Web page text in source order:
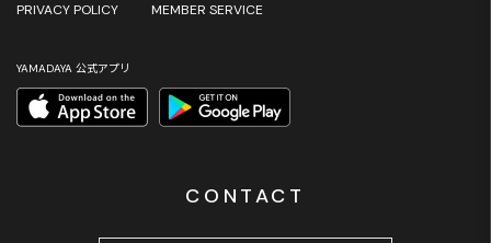
PRIVACY POLICY MEMBER SERVICE
YAMADAYA 公式アプリ
CONTACT